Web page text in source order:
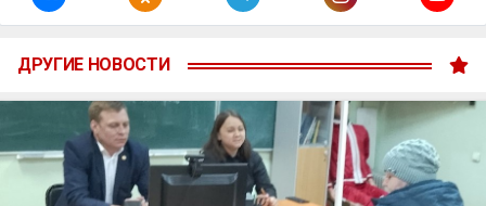
ДРУГИЕ НОВОСТИ